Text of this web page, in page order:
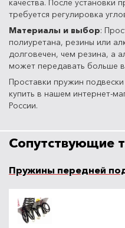
качества. После установки
требуется регулировка
Материалы и выбор:
полиуретана, резины или
долговечен, чем резина, а
может передавать больше
Проставки пружин
купить в нашем интернет-
России.
Сопутствующие
Пружины передней